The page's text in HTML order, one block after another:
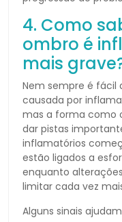
4. Como
ombro é
mais
Nem sempre é fácil
causada por
mas a forma como
dar pistas
inflamatórios
estão ligados a
enquanto
limitar cada vez
Alguns sinais